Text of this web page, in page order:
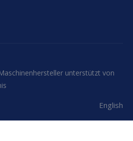
unterstützt von
English